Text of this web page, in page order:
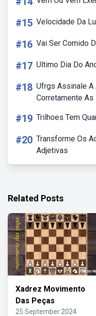
#15 Velocidade Da
#16 Vai Ser Comido
#17 Ultimo Dia Do
#18 Ufrgs Assinale A
Corretamente As
#19 Trilhoes Tem
#20 Transforme Os
Adjetivas
Related Posts
Xadrez Movimento
Das Peças
25 September 2024